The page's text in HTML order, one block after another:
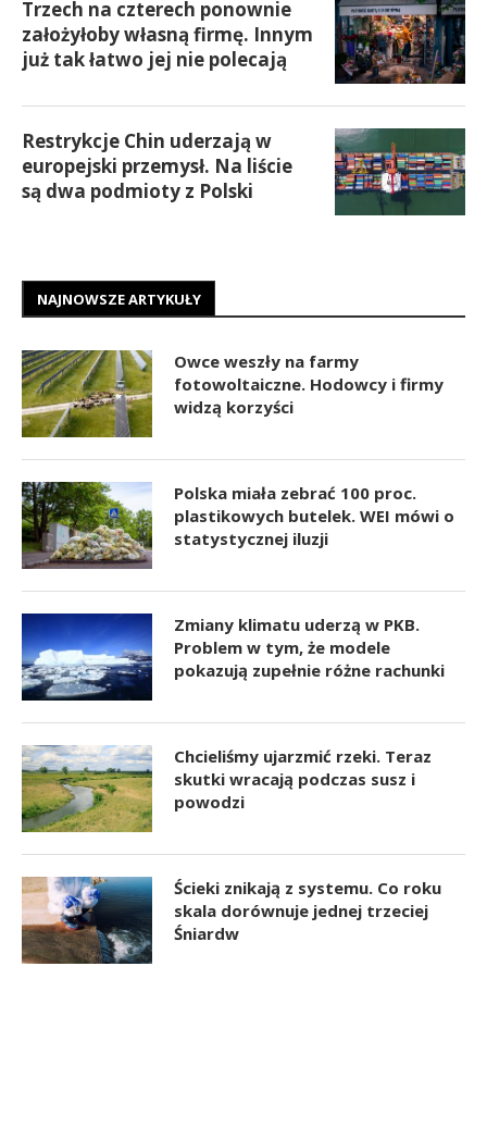
Trzech na czterech ponownie
założyłoby własną firmę. Innym
już tak łatwo jej nie polecają
Restrykcje Chin uderzają w
europejski przemysł. Na liście
są dwa podmioty z Polski
NAJNOWSZE ARTYKUŁY
Owce weszły na farmy
fotowoltaiczne. Hodowcy i firmy
widzą korzyści
Polska miała zebrać 100 proc.
plastikowych butelek. WEI mówi o
statystycznej iluzji
Zmiany klimatu uderzą w PKB.
Problem w tym, że modele
pokazują zupełnie różne rachunki
Chcieliśmy ujarzmić rzeki. Teraz
skutki wracają podczas susz i
powodzi
Ścieki znikają z systemu. Co roku
skala dorównuje jednej trzeciej
Śniardw